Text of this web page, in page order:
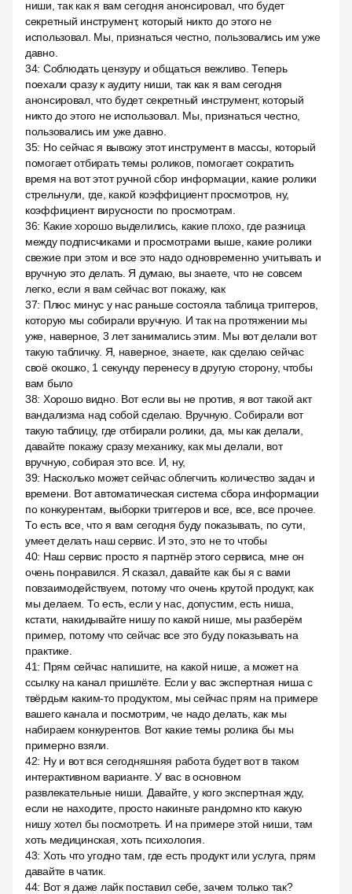
ниши, так как я вам сегодня анонсировал, что будет
секретный инструмент, который никто до этого не
использовал. Мы, признаться честно, пользовались им уже
давно.
34: Соблюдать цензуру и общаться вежливо. Теперь
поехали сразу к аудиту ниши, так как я вам сегодня
анонсировал, что будет секретный инструмент, который
никто до этого не использовал. Мы, признаться честно,
пользовались им уже давно.
35: Но сейчас я вывожу этот инструмент в массы, который
помогает отбирать темы роликов, помогает сократить
время на вот этот ручной сбор информации, какие ролики
стрельнули, где, какой коэффициент просмотров, ну,
коэффициент вирусности по просмотрам.
36: Какие хорошо выделились, какие плохо, где разница
между подписчиками и просмотрами выше, какие ролики
свежие при этом и все это надо одновременно учитывать и
вручную это делать. Я думаю, вы знаете, что не совсем
легко, если я вам сейчас вот покажу, как
37: Плюс минус у нас раньше состояла таблица триггеров,
которую мы собирали вручную. И так на протяжении мы
уже, наверное, 3 лет занимались этим. Мы вот делали вот
такую табличку. Я, наверное, знаете, как сделаю сейчас
своё окошко, 1 секунду перенесу в другую сторону, чтобы
вам было
38: Хорошо видно. Вот если вы не против, я вот такой акт
вандализма над собой сделаю. Вручную. Собирали вот
такую таблицу, где отбирали ролики, да, мы как делали,
давайте покажу сразу механику, как мы делали, вот
вручную, собирая это все. И, ну,
39: Насколько может сейчас облегчить количество задач и
времени. Вот автоматическая система сбора информации
по конкурентам, выборки триггеров и все, все, все прочее.
То есть все, что я вам сегодня буду показывать, по сути,
умеет делать наш сервис. И это, это не то чтобы
40: Наш сервис просто я партнёр этого сервиса, мне он
очень понравился. Я сказал, давайте как бы я с вами
повзаимодействуем, потому что очень крутой продукт, как
мы делаем. То есть, если у нас, допустим, есть ниша,
кстати, накидывайте нишу по какой нише, мы разберём
пример, потому что сейчас все это буду показывать на
практике.
41: Прям сейчас напишите, на какой нише, а может на
ссылку на канал пришлёте. Если у вас экспертная ниша с
твёрдым каким-то продуктом, мы сейчас прям на примере
вашего канала и посмотрим, че надо делать, как мы
набираем конкурентов. Вот какие темы ролика бы мы
примерно взяли.
42: Ну и вот вся сегодняшняя работа будет вот в таком
интерактивном варианте. У вас в основном
развлекательные ниши. Давайте, у кого экспертная жду,
если не находите, просто накиньте рандомно кто какую
нишу хотел бы посмотреть. И на примере этой ниши, там
хоть медицинская, хоть психология.
43: Хоть что угодно там, где есть продукт или услуга, прям
давайте в чатик.
44: Вот я даже лайк поставил себе, зачем только так?